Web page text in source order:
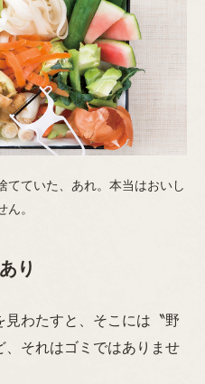
てていた、あれ。本当はおいし
。
り
わたすと、そこには〝野
それはゴミではありませ